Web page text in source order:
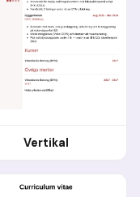
Vertikal